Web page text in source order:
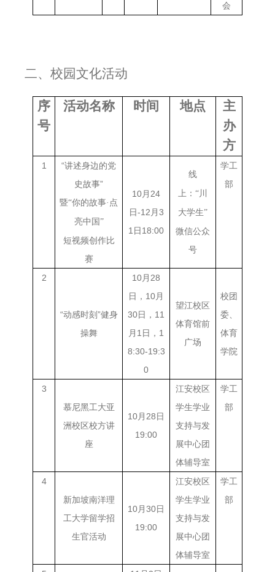
会
二、校园文化活动
序
号
活动名称 时间 地点
主
办
方
1
“讲述身边的党
史故事”
暨“你的故事·点
亮中国”
短视频创作比
赛
10月24
日-12月3
1日18:00
线
上： “川
大学生”
微信公众
号
学工
部
2
“动感时刻”健身
操舞
10月28
日，10月
30日，11
月1日，1
8:30-19:3
0
望江校区
体育馆前
广场
校团
委、
体育
学院
3
慕尼黑工大亚
洲校区校方讲
座
10月28日
19:00
江安校区
学生学业
支持与发
展中心团
体辅导室
学工
部
4
新加坡南洋理
工大学留学招
生官活动
10月30日
19:00
江安校区
学生学业
支持与发
展中心团
体辅导室
学工
部